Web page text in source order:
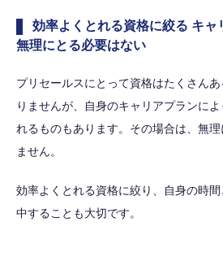
効率よくとれる資格に絞る キャ
無理にとる必要はない
プリセールスにとって資格はたくさん
りませんが、自身のキャリアプランに
れるものもあります。その場合は、無
ません。
効率よくとれる資格に絞り、自身の時
中することも大切です。